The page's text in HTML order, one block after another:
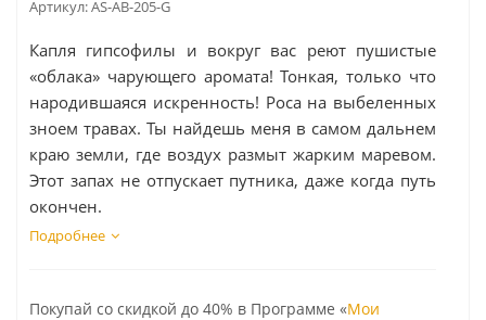
Артикул:AS-AB-205-G
Капля гипсофилы и вокруг вас реют пушистые
«облака» чарующего аромата! Тонкая, только что
народившаяся искренность! Роса на выбеленных
зноем травах. Ты найдешь меня в самом дальнем
краю земли, где воздух размыт жарким маревом.
Этот запах не отпускает путника, даже когда путь
окончен.
Подробнее
Покупай со скидкой до 40% в Программе «Мои